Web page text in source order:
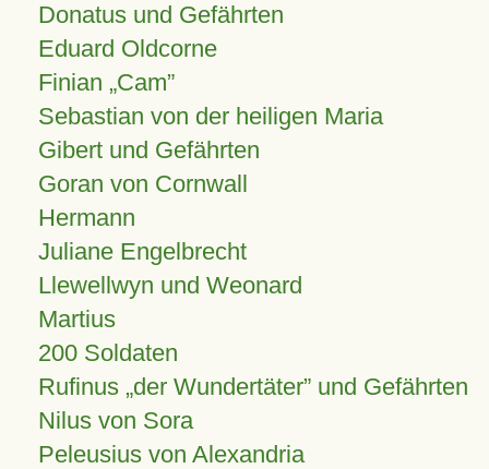
Donatus und Gefährten
Eduard Oldcorne
Finian Cam
Sebastian von der heiligen Maria
Gibert und Gefährten
Goran von Cornwall
Hermann
Juliane Engelbrecht
Llewellwyn und Weonard
Martius
200 Soldaten
Rufinus „der Wundertäter” und Gefährten
Nilus von Sora
Peleusius von Alexandria